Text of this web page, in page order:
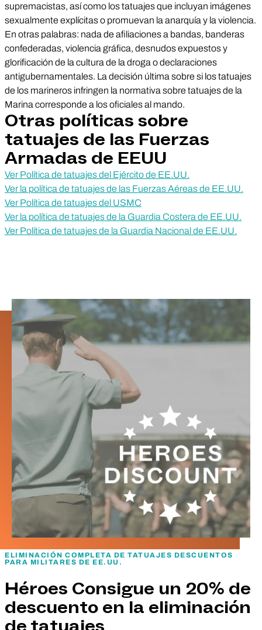
supremacistas, así como los tatuajes que incluyan imágenes
sexualmente explícitas o promuevan la anarquía y la violencia.
En otras palabras: nada de afiliaciones a bandas, banderas
confederadas, violencia gráfica, desnudos expuestos y
glorificación de la cultura de la droga o declaraciones
antigubernamentales. La decisión última sobre si los tatuajes
de los marineros infringen la normativa sobre tatuajes de la
Marina corresponde a los oficiales al mando.
Otras políticas sobre
tatuajes de las Fuerzas
Armadas de EEUU
Ver Política de tatuajes del Ejército de EE.UU.
Ver la política de tatuajes de las Fuerzas Aéreas de EE.UU.
Ver Política de tatuajes del USMC
Ver la política de tatuajes de la Guardia Costera de EE.UU.
Ver Política de tatuajes de la Guardia Nacional de EE.UU.
ELIMINACIÓN COMPLETA DE TATUAJES DESCUENTOS
PARA MILITARES DE EE.UU.
Héroes Consigue un 20% de
descuento en la eliminación